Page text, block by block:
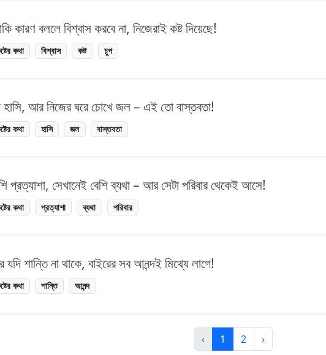
কারণ বললে বিশ্বাস করবে না, নিজেরাই কষ্ট দিয়েছে!
কথা বিশ্বাস কষ্ট চুপ
হাসি, আর নিজের ঘরে চোখে জল – এই তো বাস্তবতা!
কথা হাসি জল বাস্তবতা
প্রত্যাশা, সেখানেই বেশি ব্যথা – আর সেটা পরিবার থেকেই আসে!
কথা প্রত্যাশা ব্যথা পরিবার
যদি শান্তি না থাকে, বাইরের সব আনন্দই মিথ্যে লাগে!
কথা শান্তি আনন্দ
‹ 1 2 ›